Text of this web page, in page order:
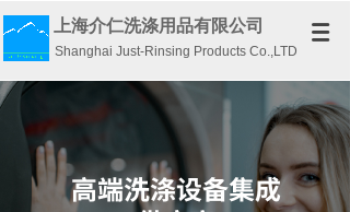
Shanghai Just-Rinsing Products Co.,LTD
上海介仁洗涤用品有限公司